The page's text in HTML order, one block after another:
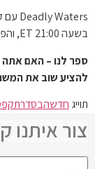
בשעה 21:00 ET, והפרקים יהיו זמינים להזרמה ב-Peacock למחרת.
ספר לנו – האם אתה
להציע שוב את
תוייג חדשהבסדרת
צור איתנו